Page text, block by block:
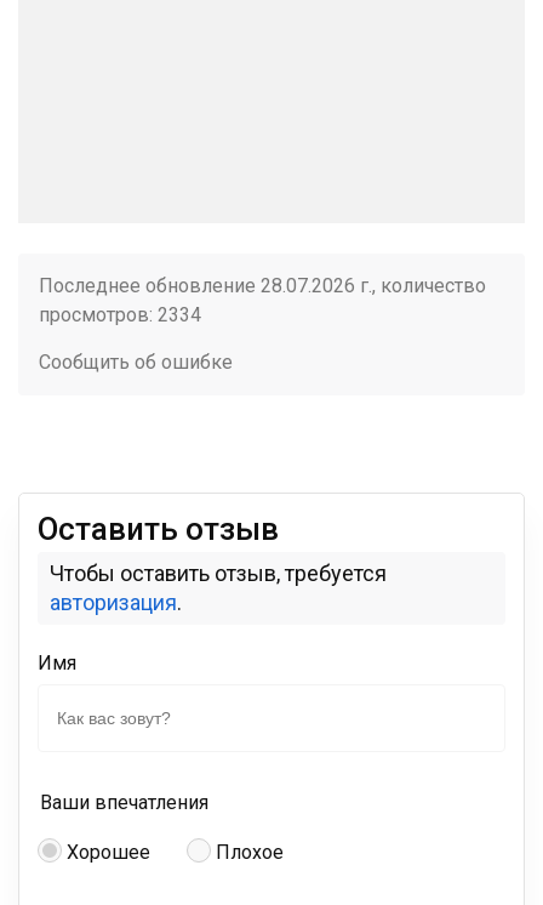
Последнее обновление 28.07.2026 г., количество
просмотров: 2334
Сообщить об ошибке
Оставить отзыв
Чтобы оставить отзыв, требуется
авторизация.
Имя
Ваши впечатления
Хорошее Плохое